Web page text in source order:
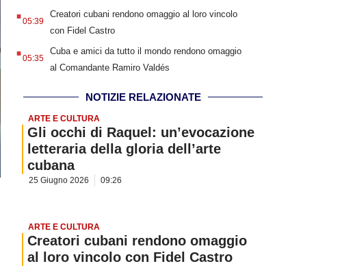
.05:39
Creatori cubani rendono omaggio al loro vincolo
con Fidel Castro
.05:35
Cuba e amici da tutto il mondo rendono omaggio
al Comandante Ramiro Valdés
NOTIZIE RELAZIONATE
ARTE E CULTURA
Gli occhi di Raquel: un’evocazione
letteraria della gloria dell’arte
cubana
25 Giugno 2026 09:26
ARTE E CULTURA
Creatori cubani rendono omaggio
al loro vincolo con Fidel Castro